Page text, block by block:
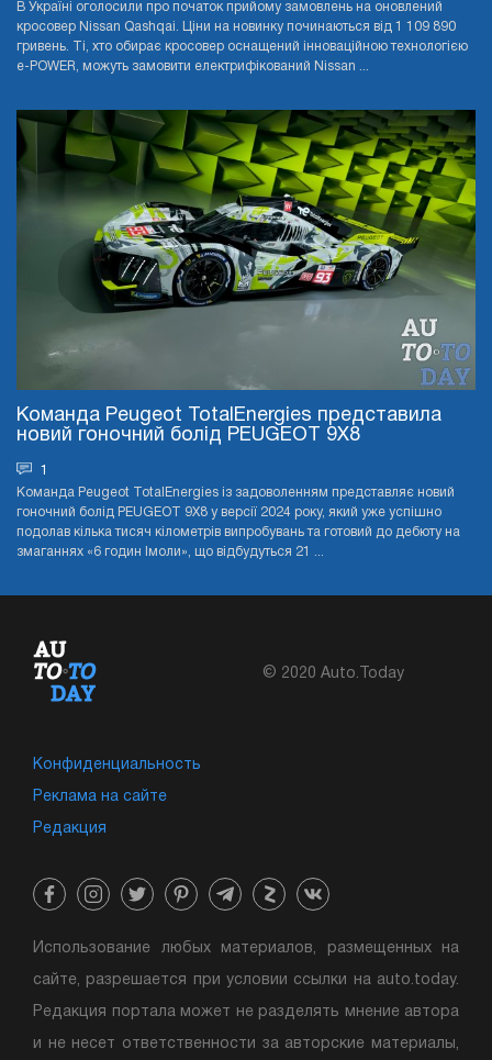
В Україні оголосили про початок прийому замовлень на оновлений
кросовер Nissan Qashqai. Ціни на новинку починаються від 1 109 890
гривень. Ті, хто обирає кросовер оснащений інноваційною технологією
e-POWER, можуть замовити електрифікований Nissan ...
Команда Peugeot TotalEnergies представила
новий гоночний болід PEUGEOT 9X8
1
Команда Peugeot TotalEnergies із задоволенням представляє новий
гоночний болід PEUGEOT 9X8 у версії 2024 року, який уже успішно
подолав кілька тисяч кілометрів випробувань та готовий до дебюту на
змаганнях «6 годин Імоли», що відбудуться 21 ...
© 2020 Auto.Today
Конфиденциальность
Реклама на сайте
Редакция
Использование любых материалов, размещенных на
сайте, разрешается при условии ссылки на auto.today.
Редакция портала может не разделять мнение автора
и не несет ответственности за авторские материалы,